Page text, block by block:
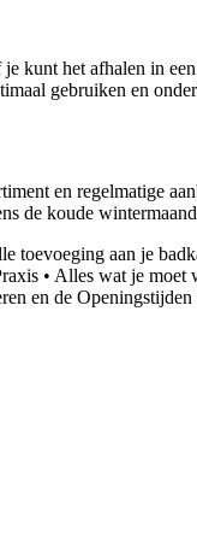
kunt het afhalen in
gebruiken en
en regelmatige
de koude
toevoeging aan je
• Alles wat je moet
en de Openingstijden